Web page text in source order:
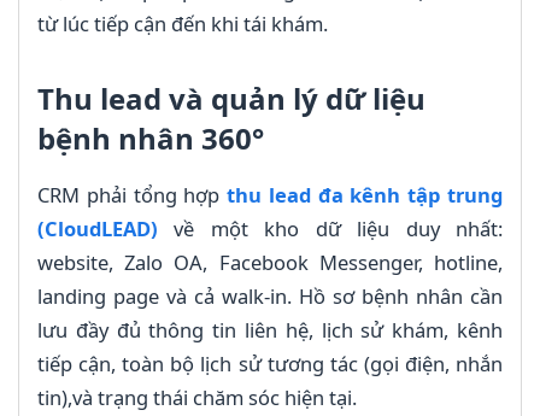
từ lúc tiếp cận đến khi tái khám.
Thu lead và quản lý dữ liệu
bệnh nhân 360°
CRM phải tổng hợpthu lead đa kênh tập trung
(CloudLEAD) về một kho dữ liệu duy nhất:
website, Zalo OA, Facebook Messenger, hotline,
landing page và cả walk-in. Hồ sơ bệnh nhân cần
lưu đầy đủ thông tin liên hệ, lịch sử khám, kênh
tiếp cận, toàn bộ lịch sử tương tác (gọi điện, nhắn
tin),và trạng thái chăm sóc hiện tại.